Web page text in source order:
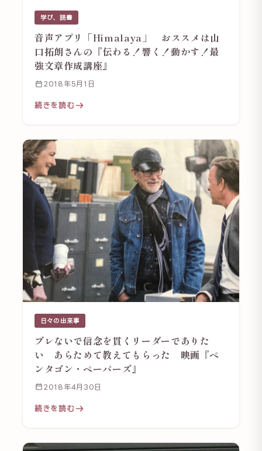
学び、読書
音声アプリ「Himalaya」 おススメは山
口拓朗さんの『伝わる！響く！動かす！最
強文章作成講座』
2018年5月1日
続きを読む
日々の出来事
ブレないで信念を貫くリーダーでありた
い あらためて教えてもらった 映画『ペ
ンタゴン・ペーパーズ』
2018年4月30日
続きを読む